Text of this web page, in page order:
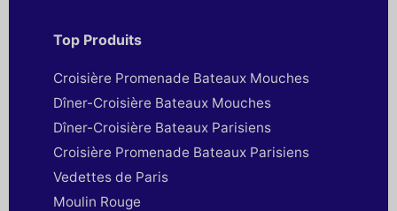
Top Produits
Croisière Promenade Bateaux Mouches
Dîner-Croisière Bateaux Mouches
Dîner-Croisière Bateaux Parisiens
Croisière Promenade Bateaux Parisiens
Vedettes de Paris
Moulin Rouge